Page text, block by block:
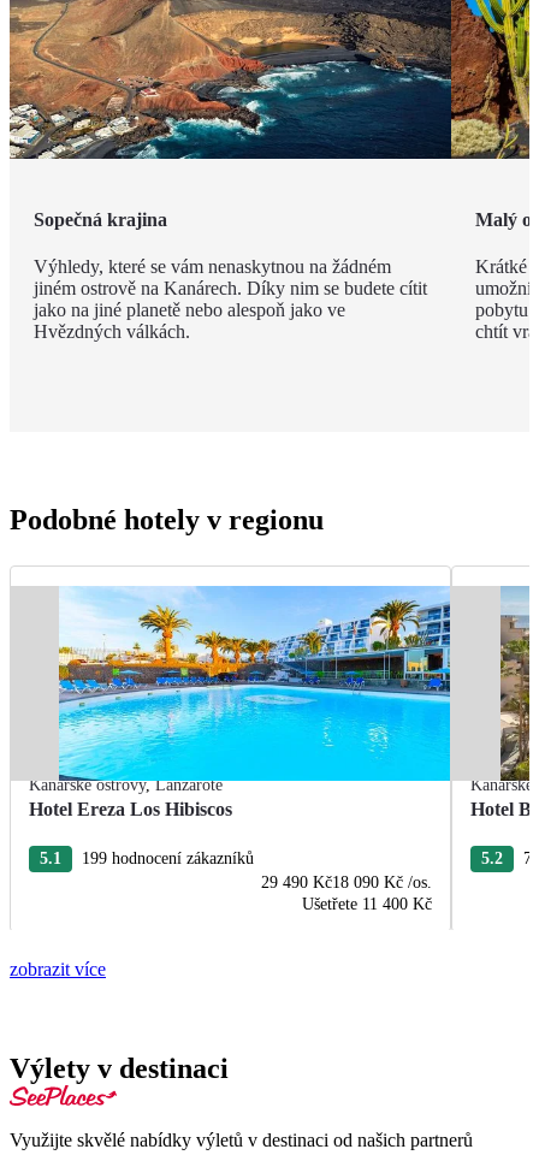
Sopečná krajina
Výhledy, které se vám nenaskytnou na žádném
jiném ostrově na Kanárech. Díky nim se budete cítit
jako na jiné planetě nebo alespoň jako ve
Hvězdných válkách.
Malý
Krátké
umožní
pobytu.
chtít
Podobné hotely v regionu
Kanárské ostrovy,Lanzarote
Hotel Ereza Los Hibiscos
5.1
199 hodnocení zákazníků
29 490 Kč18 090 Kč /os.
Ušetřete 11 400 Kč
Kanárské
Hotel
5.2
zobrazit více
Výlety v destinaci
Využijte skvělé nabídky výletů v destinaci od našich partnerů